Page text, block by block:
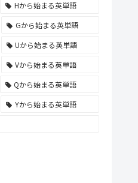
Hから始まる英単語
Gから始まる英単語
Uから始まる英単語
Vから始まる英単語
Qから始まる英単語
Yから始まる英単語